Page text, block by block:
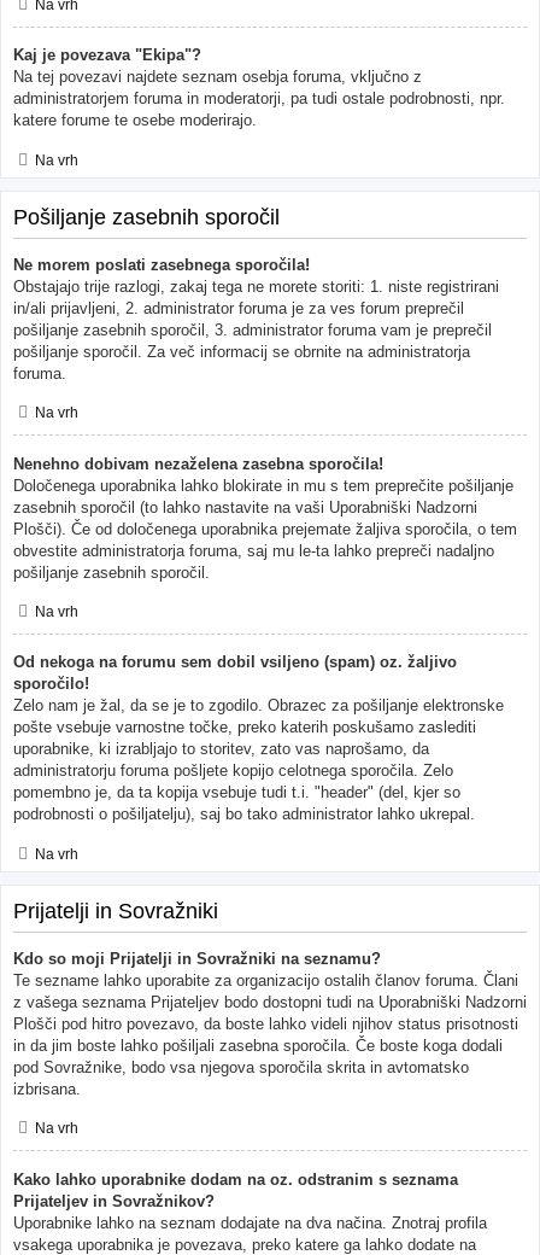
Na vrh
Kaj je povezava "Ekipa"?
Na tej povezavi najdete seznam osebja foruma, vključno z
administratorjem foruma in moderatorji, pa tudi ostale podrobnosti, npr.
katere forume te osebe moderirajo.
Na vrh
Pošiljanje zasebnih sporočil
Ne morem poslati zasebnega sporočila!
Obstajajo trije razlogi, zakaj tega ne morete storiti: 1. niste registrirani
in/ali prijavljeni, 2. administrator foruma je za ves forum preprečil
pošiljanje zasebnih sporočil, 3. administrator foruma vam je preprečil
pošiljanje sporočil. Za več informacij se obrnite na administratorja
foruma.
Na vrh
Nenehno dobivam nezaželena zasebna sporočila!
Določenega uporabnika lahko blokirate in mu s tem preprečite pošiljanje
zasebnih sporočil (to lahko nastavite na vaši Uporabniški Nadzorni
Plošči). Če od določenega uporabnika prejemate žaljiva sporočila, o tem
obvestite administratorja foruma, saj mu le-ta lahko prepreči nadaljno
pošiljanje zasebnih sporočil.
Na vrh
Od nekoga na forumu sem dobil vsiljeno (spam) oz. žaljivo
sporočilo!
Zelo nam je žal, da se je to zgodilo. Obrazec za pošiljanje elektronske
pošte vsebuje varnostne točke, preko katerih poskušamo zaslediti
uporabnike, ki izrabljajo to storitev, zato vas naprošamo, da
administratorju foruma pošljete kopijo celotnega sporočila. Zelo
pomembno je, da ta kopija vsebuje tudi t.i. "header" (del, kjer so
podrobnosti o pošiljatelju), saj bo tako administrator lahko ukrepal.
Na vrh
Prijatelji in Sovražniki
Kdo so moji Prijatelji in Sovražniki na seznamu?
Te sezname lahko uporabite za organizacijo ostalih članov foruma. Člani
z vašega seznama Prijateljev bodo dostopni tudi na Uporabniški Nadzorni
Plošči pod hitro povezavo, da boste lahko videli njihov status prisotnosti
in da jim boste lahko pošiljali zasebna sporočila. Če boste koga dodali
pod Sovražnike, bodo vsa njegova sporočila skrita in avtomatsko
izbrisana.
Na vrh
Kako lahko uporabnike dodam na oz. odstranim s seznama
Prijateljev in Sovražnikov?
Uporabnike lahko na seznam dodajate na dva načina. Znotraj profila
vsakega uporabnika je povezava, preko katere ga lahko dodate na